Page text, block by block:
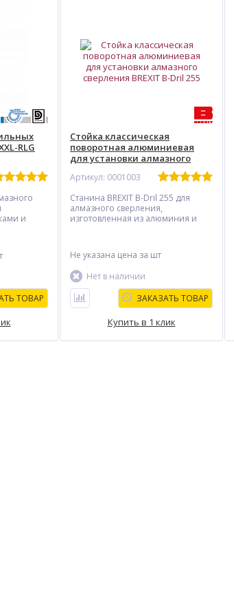
RLG
и
400 мм.
до
ТОВАР
Стойка классическая
поворотная алюминиевая
для установки алмазного
сверления BREXIT B-Dril 255
Артикул: 0001003
Станина BREXIT B-Dril 255 для
алмазного сверления,
изготовленная из алюминия и
сверление по всей высоте с
разметкой в мм и углом от 0° до
45°. Основание с 4 винтовыми
креплениями гарантирует
устойчивость.
Не указана цена за шт
Нет в наличии
ЗАКАЗАТЬ ТОВАР
Купить в 1 клик